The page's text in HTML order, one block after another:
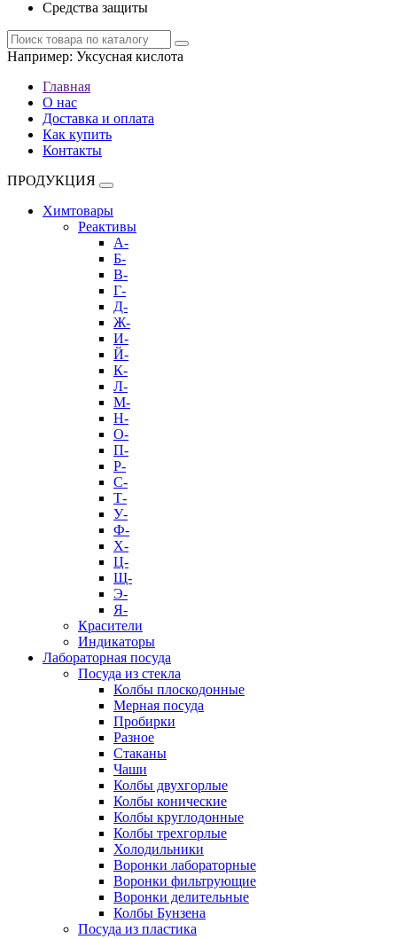
Средства защиты
Например: Уксусная кислота
Главная
О нас
Доставка и оплата
Как купить
Контакты
ПРОДУКЦИЯ
Химтовары
Реактивы
А-
Б-
В-
Г-
Д-
Ж-
И-
Й-
К-
Л-
М-
Н-
О-
П-
Р-
С-
Т-
У-
Ф-
Х-
Ц-
Щ-
Э-
Я-
Красители
Индикаторы
Лабораторная посуда
Посуда из стекла
Колбы плоскодонные
Мерная посуда
Пробирки
Разное
Стаканы
Чаши
Колбы двухгорлые
Колбы конические
Колбы круглодонные
Колбы трехгорлые
Холодильники
Воронки лабораторные
Воронки фильтрующие
Воронки делительные
Колбы Бунзена
Посуда из пластика